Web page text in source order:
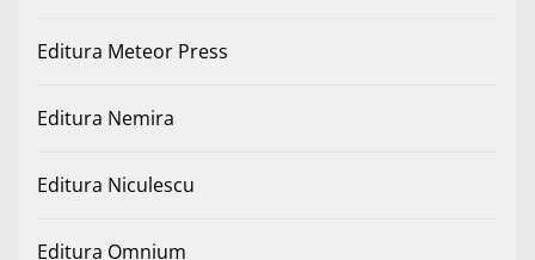
Editura Meteor Press
Editura Nemira
Editura Niculescu
Editura Omnium